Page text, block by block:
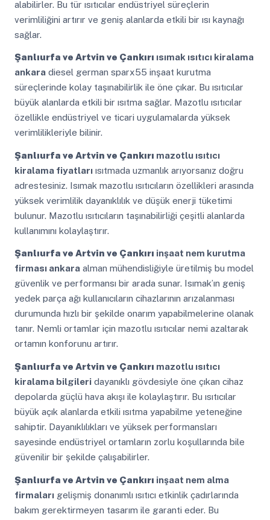
alabilirler. Bu tür ısıtıcılar endüstriyel süreçlerin
verimliliğini artırır ve geniş alanlarda etkili bir ısı kaynağı
sağlar.
Şanlıurfa ve Artvin ve Çankırı ısımak ısıtıcı kiralama
ankaradiesel german sparx55 inşaat kurutma
süreçlerinde kolay taşınabilirlik ile öne çıkar. Bu ısıtıcılar
büyük alanlarda etkili bir ısıtma sağlar. Mazotlu ısıtıcılar
özellikle endüstriyel ve ticari uygulamalarda yüksek
verimlilikleriyle bilinir.
Şanlıurfa ve Artvin ve Çankırı mazotlu ısıtıcı
kiralama fiyatlarıısıtmada uzmanlık arıyorsanız doğru
adrestesiniz. Isımak mazotlu ısıtıcıların özellikleri arasında
yüksek verimlilik dayanıklılık ve düşük enerji tüketimi
bulunur. Mazotlu ısıtıcıların taşınabilirliği çeşitli alanlarda
kullanımını kolaylaştırır.
Şanlıurfa ve Artvin ve Çankırı inşaat nem kurutma
firması ankaraalman mühendisliğiyle üretilmiş bu model
güvenlik ve performansı bir arada sunar. Isımak’ın geniş
yedek parça ağı kullanıcıların cihazlarının arızalanması
durumunda hızlı bir şekilde onarım yapabilmelerine olanak
tanır. Nemli ortamlar için mazotlu ısıtıcılar nemi azaltarak
ortamın konforunu artırır.
Şanlıurfa ve Artvin ve Çankırı mazotlu ısıtıcı
kiralama bilgileridayanıklı gövdesiyle öne çıkan cihaz
depolarda güçlü hava akışı ile kolaylaştırır. Bu ısıtıcılar
büyük açık alanlarda etkili ısıtma yapabilme yeteneğine
sahiptir. Dayanıklılıkları ve yüksek performansları
sayesinde endüstriyel ortamların zorlu koşullarında bile
güvenilir bir şekilde çalışabilirler.
Şanlıurfa ve Artvin ve Çankırı inşaat nem alma
firmalarıgelişmiş donanımlı ısıtıcı etkinlik çadırlarında
bakım gerektirmeyen tasarım ile garanti eder. Bu